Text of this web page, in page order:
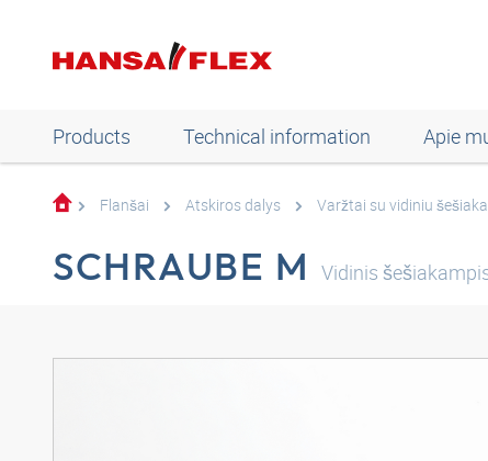
Products Technical information Apie
Flanšai Atskiros dalys Varžtai su vidiniu
SCHRAUBE M Vidinis